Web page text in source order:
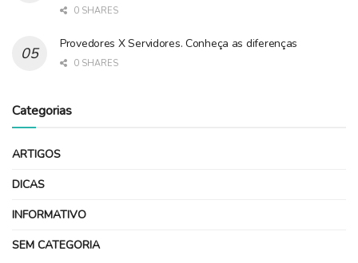
0 SHARES
Provedores X Servidores. Conheça as diferenças
0 SHARES
Categorias
ARTIGOS
DICAS
INFORMATIVO
SEM CATEGORIA